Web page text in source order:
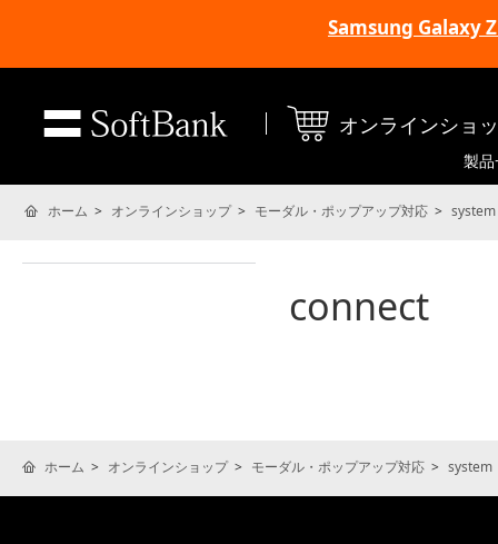
Samsung Galaxy
オンラインショ
製
ホーム オンラインショップ モーダル・ポップアップ対応 system
connect
ホーム オンラインショップ モーダル・ポップアップ対応 system